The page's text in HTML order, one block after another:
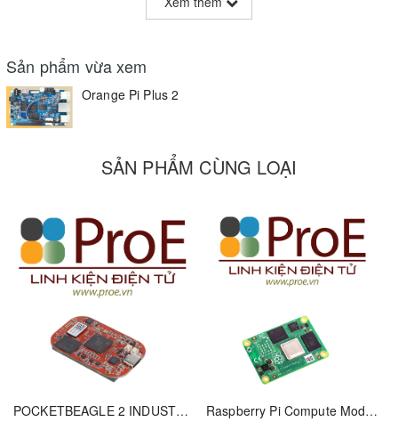
What can I do with Orange Pi Plus2?
Sản phẩm vừa xem
Orange Pi Plus 2
SẢN PHẨM CÙNG LOẠI
POCKETBEAGLE 2 INDUSTRIAL Raspberry Pi Compute Module 4, with 2GB RAM, 32GB eMMC, BCM2711, ARM Cortex-A72